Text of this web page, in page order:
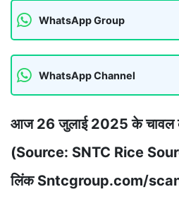
WhatsApp Group
WhatsApp Channel
आज 26 जुलाई 2025 के चावल
(Source: SNTC Rice
लिंक Sntcgroup.com/